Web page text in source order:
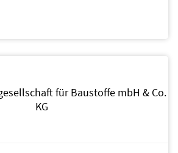
für Baustoffe mbH & Co.
KG